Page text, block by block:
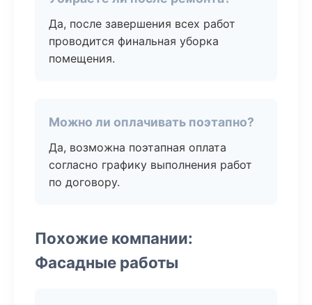
Да, после завершения всех работ
проводится финальная уборка
помещения.
Можно ли оплачивать поэтапно?
Да, возможна поэтапная оплата
согласно графику выполнения работ
по договору.
Похожие компании:
Фасадные работы